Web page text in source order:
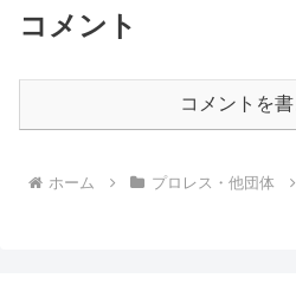
コメント
コメントを
ホーム プロレス・他団体